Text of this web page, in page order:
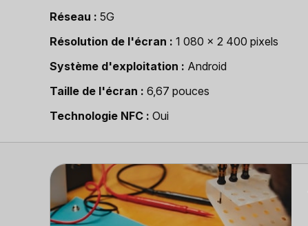
Réseau
5G
Résolution de l'écran
1 080 x 2 400 pixels
Système d'exploitation
Android
Taille de l'écran
6,67 pouces
Technologie NFC
Oui